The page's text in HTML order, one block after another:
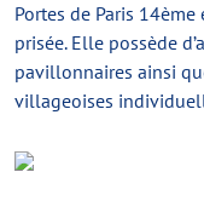
Portes de Paris
prisée. Elle possède
pavillonnaires ainsi
villageoises